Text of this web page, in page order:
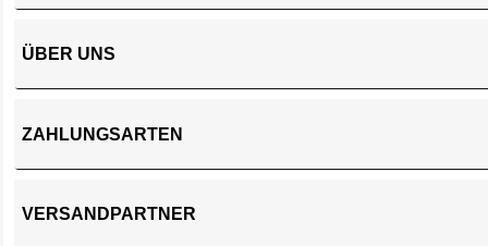
ÜBER UNS
ZAHLUNGSARTEN
VERSANDPARTNER